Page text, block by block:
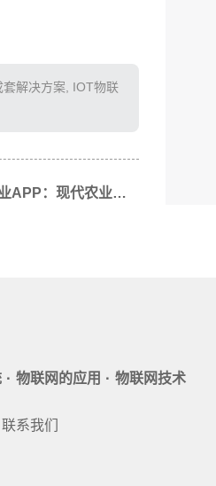
解决方案, IOT物联
下一篇: 可视化认养农业APP：现代农业与科技融合的新趋势
· 物联网的应用 · 物联网技术
联系我们